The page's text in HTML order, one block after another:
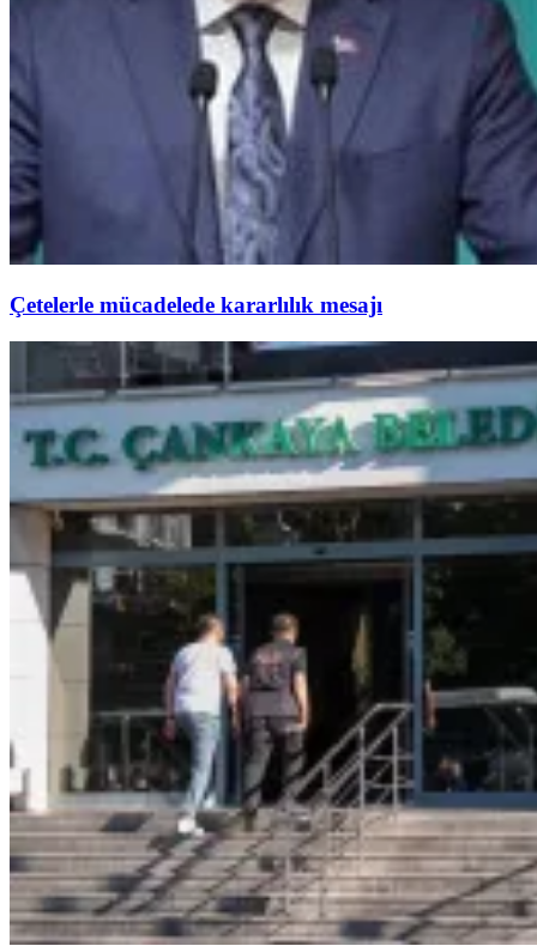
Çetelerle mücadelede kararlılık mesajı